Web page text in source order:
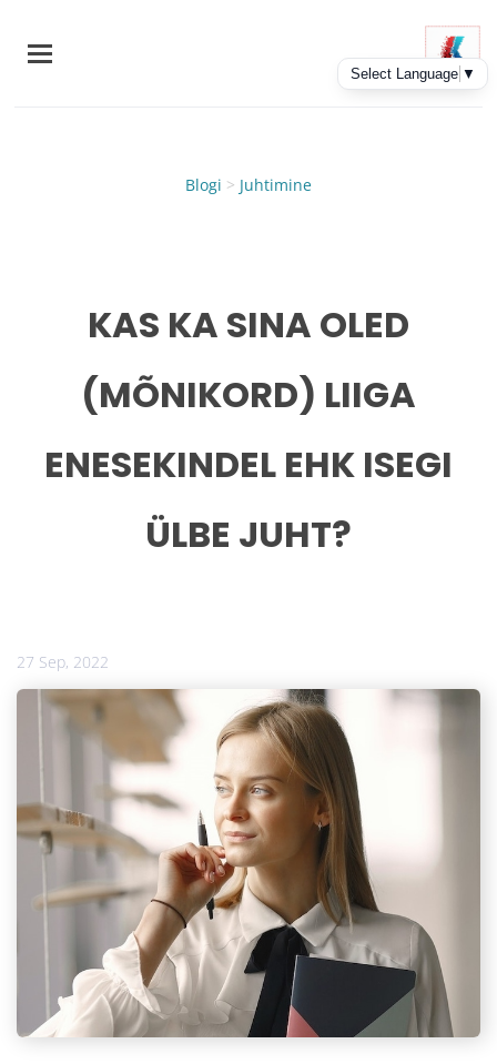
main
Blogi > Juhtimine
KAS KA SINA OLED
(MÕNIKORD) LIIGA
ENESEKINDEL EHK ISEGI
ÜLBE JUHT?
27 Sep, 2022